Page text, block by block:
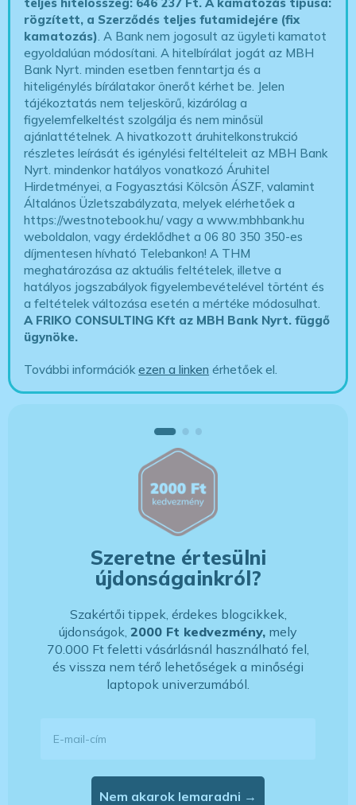
rögzített, a Szerződés teljes futamidejére (fix
kamatozás). A Bank nem jogosult az ügyleti kamatot
egyoldalúan módosítani. A hitelbírálat jogát az MBH
Bank Nyrt. minden esetben fenntartja és a
hiteligénylés bírálatakor önerőt kérhet be. Jelen
tájékoztatás nem teljeskörű, kizárólag a
figyelemfelkeltést szolgálja és nem minősül
ajánlattételnek. A hivatkozott áruhitelkonstrukció
részletes leírását és igénylési feltélteleit az MBH Bank
Nyrt. mindenkor hatályos vonatkozó Áruhitel
Hirdetményei, a Fogyasztási Kölcsön ÁSZF, valamint
Általános Üzletszabályzata, melyek elérhetőek a
https://westnotebook.hu/vagy a www.mbhbank.hu
weboldalon, vagy érdeklődhet a 06 80 350 350-es
díjmentesen hívható Telebankon! A THM
meghatározása az aktuális feltételek, illetve a
hatályos jogszabályok figyelembevételével történt és
a feltételek változása esetén a mértéke módosulhat.
A FRIKO CONSULTING Kft az MBH Bank Nyrt. függő
ügynöke.
További információkezen a linken érhetőek el.
Szeretne értesülni
újdonságainkról?
Szakértői tippek, érdekes blogcikkek,
újdonságok, 2000 Ft kedvezmény, mely
70.000 Ft feletti vásárlásnál használható fel,
és vissza nem térő lehetőségek a minőségi
laptopok univerzumából.
Nem akarok lemaradni →